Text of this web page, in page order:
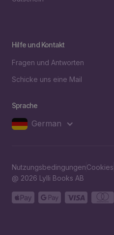
Hilfe und Kontakt
Fragen und Antworten
Schicke uns eine Mail
Sprache
German
NutzungsbedingungenCookies
@ 2026 Lylli Books AB